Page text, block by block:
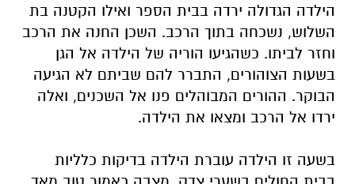
הילדה הגדולה ירדה בבית הספר ואילו הקטנה בת
השלוש, נשכחה בתוך הרכב. השכן החנה את הרכב
וחזר לביתו. כשהגיעו הוריה של הילדה אל הגן
בשעות הצוהורים, התברר להם שביתם לא הגיעה
הבוקר. ההורים המבוהלים פנו אל השכנים, ואלה
ירדו אל הרכב ומצאו את הילדה.
בשעה זו הילדה עוברת הילדה בדיקות כלליות